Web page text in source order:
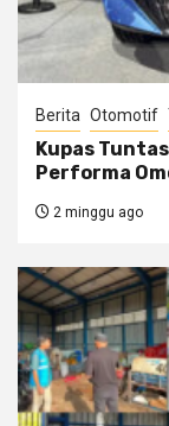
Berita Otomotif
Kupas
Performa
2 minggu ago